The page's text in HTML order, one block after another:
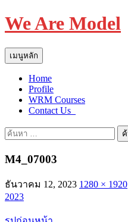
We Are Model
ค้นหา
เมนูหลัก
ยัง
เนื้อหา
Home
Profile
WRM Courses
Contact Us_
ค้นหา
M4_07003
ธันวาคม 12, 2023 1280 × 1920
2023